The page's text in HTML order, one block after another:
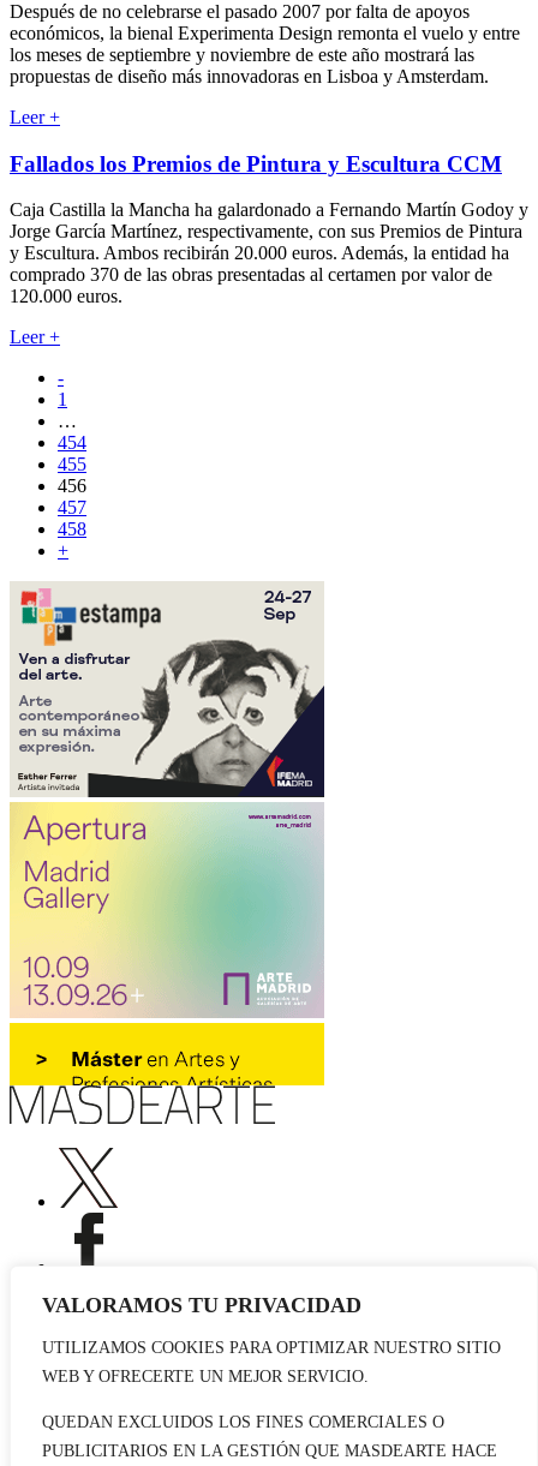
VALORAMOS TU PRIVACIDAD
UTILIZAMOS COOKIES PARA OPTIMIZAR NUESTRO SITIO
WEB Y OFRECERTE UN MEJOR SERVICIO.
QUEDAN EXCLUIDOS LOS FINES COMERCIALES O
PUBLICITARIOS EN LA GESTIÓN QUE MASDEARTE HACE
Después de no celebrarse el pasado 2007 por falta de apoyos
económicos, la bienal Experimenta Design remonta el vuelo y entre
los meses de septiembre y noviembre de este año mostrará las
propuestas de diseño más innovadoras en Lisboa y Amsterdam.
Leer+
Fallados los Premios de Pintura y Escultura CCM
Caja Castilla la Mancha ha galardonado a Fernando Martín Godoy y
Jorge García Martínez, respectivamente, con sus Premios de Pintura
y Escultura. Ambos recibirán 20.000 euros. Además, la entidad ha
comprado 370 de las obras presentadas al certamen por valor de
120.000 euros.
Leer+
-
1
…
454
455
456
457
458
+
Publicidad
Contacto
© 2026 masdearte. Información de exposiciones, museos y artistas